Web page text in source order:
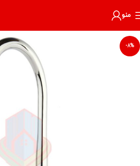
منو
-8%